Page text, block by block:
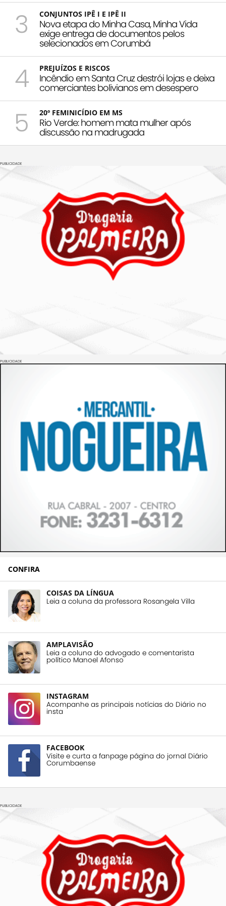
3 CONJUNTOS IPÊ I E IPÊ II
Nova etapa do Minha Casa, Minha Vida
exige entrega de documentos pelos
selecionados em Corumbá
4 PREJUÍZOS E RISCOS
Incêndio em Santa Cruz destrói lojas e deixa
comerciantes bolivianos em desespero
5 20º FEMINICÍDIO EM MS
Rio Verde: homem mata mulher após
discussão na madrugada
PUBLICIDADE
PUBLICIDADE
CONFIRA
COISAS DA LÍNGUA
Leia a coluna da professora Rosangela Villa
AMPLAVISÃO
Leia a coluna do advogado e comentarista
político Manoel Afonso
INSTAGRAM
Acompanhe as principais notícias do Diário no
insta
FACEBOOK
Visite e curta a fanpage página do jornal Diário
Corumbaense
PUBLICIDADE